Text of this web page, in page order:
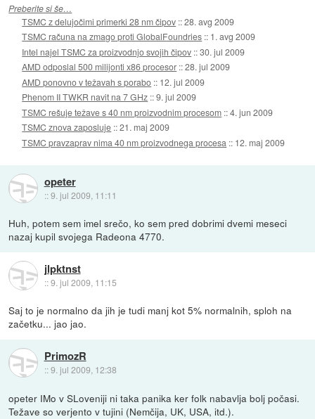
Preberite si še…
TSMC z delujočimi primerki 28 nm čipov ::28. avg 2009
TSMC računa na zmago proti GlobalFoundries :: 1. avg 2009
Intel najel TSMC za proizvodnjo svojih čipov ::30. jul 2009
AMD odposlal 500 milijonti x86 procesor ::28. jul 2009
AMD ponovno v težavah s porabo :: 12. jul 2009
Phenom II TWKR navit na 7 GHz ::9. jul 2009
TSMC rešuje težave s 40 nm proizvodnim procesom ::4. jun 2009
TSMC znova zaposluje ::21. maj 2009
TSMC pravzaprav nima 40 nm proizvodnega procesa :: 12. maj 2009
opeter
::9. jul 2009, 11:11
Huh, potem sem imel srečo, ko sem pred dobrimi dvemi meseci
nazaj kupil svojega Radeona 4770.
jlpktnst
::9. jul 2009, 11:15
Saj to je normalno da jih je tudi manj kot 5% normalnih, sploh na
začetku... jao jao.
PrimozR
::9. jul 2009, 12:38
opeter IMo v SLoveniji ni taka panika ker folk nabavlja bolj počasi.
Težave so verjento v tujini (Nemčija, UK, USA, itd.).